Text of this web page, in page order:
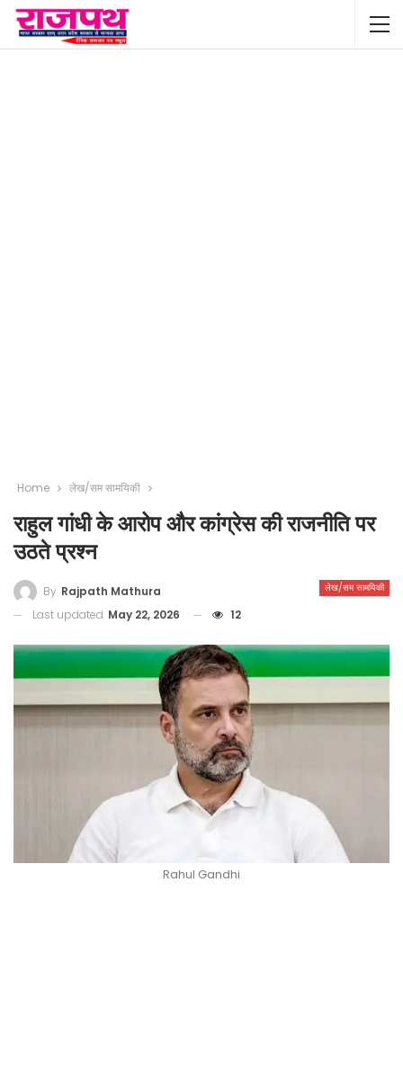
Home लेख/सम सामयिकी
राहुल गांधी के आरोप और कांग्रेस की राजनीति पर
उठते प्रश्न
लेख/सम सामयिकी
By Rajpath Mathura
Last updated May 22, 2026 12
Rahul Gandhi